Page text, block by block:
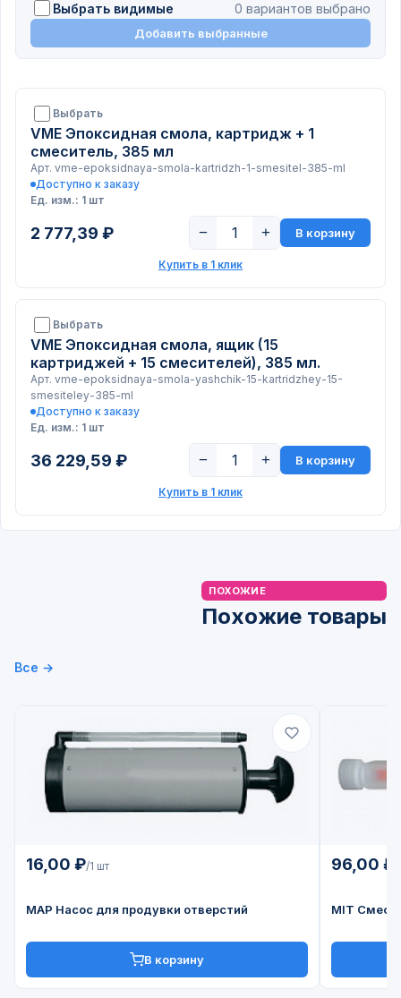
Выбрать видимые 0 вариантов выбрано
Добавить выбранные
Выбрать
VME Эпоксидная смола, картридж + 1
смеситель, 385 мл
Арт. vme-epoksidnaya-smola-kartridzh-1-smesitel-385-ml
Доступно к заказу
Ед. изм.: 1 шт
2 777,39 ₽ − + В корзину
Купить в 1 клик
Выбрать
VME Эпоксидная смола, ящик (15
картриджей + 15 смесителей), 385 мл.
Арт. vme-epoksidnaya-smola-yashchik-15-kartridzhey-15-
smesiteley-385-ml
Доступно к заказу
Ед. изм.: 1 шт
36 229,59 ₽ − + В корзину
Купить в 1 клик
ПОХОЖИЕ
Похожие товары
Все →
MAP Насос для продувки отверстий
16,00 ₽/1 шт
В корзину
MIT
96,00 ₽